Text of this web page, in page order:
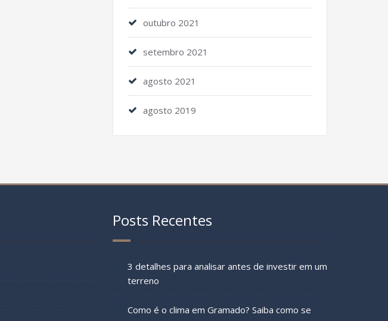
outubro 2021
setembro 2021
agosto 2021
agosto 2019
Posts Recentes
3 detalhes para analisar antes de investir em um
terreno
Como é o clima em Gramado? Saiba como se